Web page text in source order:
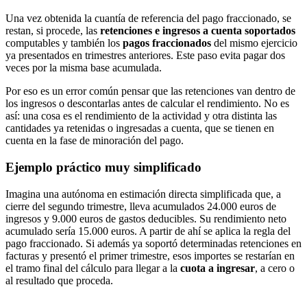
Una vez obtenida la cuantía de referencia del pago fraccionado, se
restan, si procede, las retenciones e ingresos a cuenta soportados
computables y también los pagos fraccionados del mismo ejercicio
ya presentados en trimestres anteriores. Este paso evita pagar dos
veces por la misma base acumulada.
Por eso es un error común pensar que las retenciones van dentro de
los ingresos o descontarlas antes de calcular el rendimiento. No es
así: una cosa es el rendimiento de la actividad y otra distinta las
cantidades ya retenidas o ingresadas a cuenta, que se tienen en
cuenta en la fase de minoración del pago.
Ejemplo práctico muy simplificado
Imagina una autónoma en estimación directa simplificada que, a
cierre del segundo trimestre, lleva acumulados 24.000 euros de
ingresos y 9.000 euros de gastos deducibles. Su rendimiento neto
acumulado sería 15.000 euros. A partir de ahí se aplica la regla del
pago fraccionado. Si además ya soportó determinadas retenciones en
facturas y presentó el primer trimestre, esos importes se restarían en
el tramo final del cálculo para llegar a la cuota a ingresar, a cero o
al resultado que proceda.